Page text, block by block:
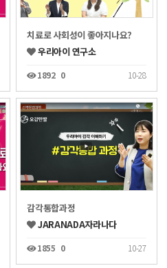
치료로 사회성이 좋아지나요?
우리아이 연구소
1892 0 10-28
감각통합과정
JARANADA자라나다
1855 0 10-27